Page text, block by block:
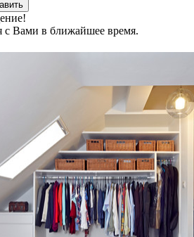
с Вами в ближайшее время.